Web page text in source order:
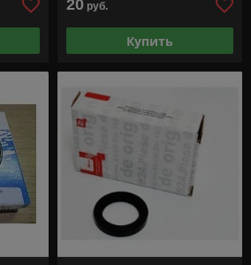
20 руб.
Купить